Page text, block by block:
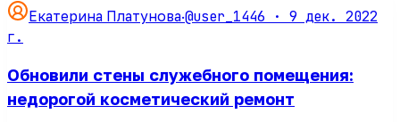
Екатерина Платунова·@user_1446 · 9 дек. 2022
г.
Обновили стены служебного помещения:
недорогой косметический ремонт